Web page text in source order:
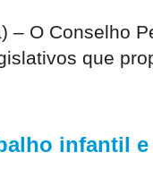
– O Conselho
que
infantil